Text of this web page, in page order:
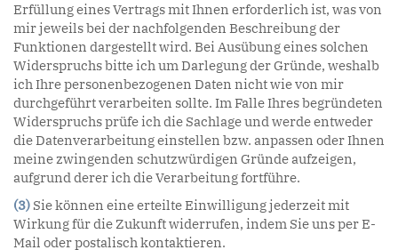
Erfüllung eines Vertrags mit Ihnen erforderlich ist, was von
mir jeweils bei der nachfolgenden Beschreibung der
Funktionen dargestellt wird. Bei Ausübung eines solchen
Widerspruchs bitte ich um Darlegung der Gründe, weshalb
ich Ihre personenbezogenen Daten nicht wie von mir
durchgeführt verarbeiten sollte. Im Falle Ihres begründeten
Widerspruchs prüfe ich die Sachlage und werde entweder
die Datenverarbeitung einstellen bzw. anpassen oder Ihnen
meine zwingenden schutzwürdigen Gründe aufzeigen,
aufgrund derer ich die Verarbeitung fortführe.
(3) Sie können eine erteilte Einwilligung jederzeit mit
Wirkung für die Zukunft widerrufen, indem Sie uns per E-
Mail oder postalisch kontaktieren.